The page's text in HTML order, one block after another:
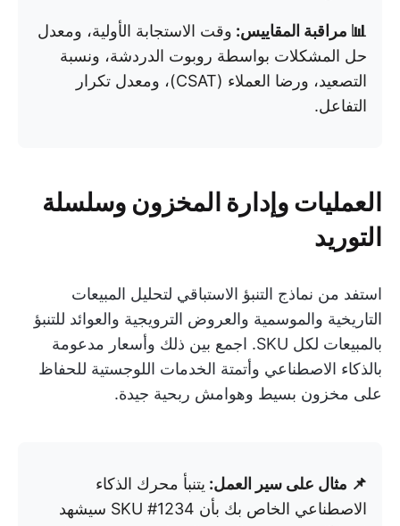
📊 مراقبة المقاييس: وقت الاستجابة الأولية، ومعدل
حل المشكلات بواسطة روبوت الدردشة، ونسبة
التصعيد، ورضا العملاء (CSAT)، ومعدل تكرار
التفاعل.
العمليات وإدارة المخزون وسلسلة
التوريد
استفد من نماذج التنبؤ الاستباقي لتحليل المبيعات
التاريخية والموسمية والعروض الترويجية والعوائد للتنبؤ
بالمبيعات لكل SKU. اجمع بين ذلك وأسعار مدعومة
بالذكاء الاصطناعي وأتمتة الخدمات اللوجستية للحفاظ
على مخزون بسيط وهوامش ربحية جيدة.
📌 مثال على سير العمل: يتنبأ محرك الذكاء
الاصطناعي الخاص بك بأن SKU #1234 سيشهد